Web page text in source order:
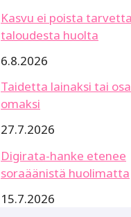
Kasvu ei poista
taloudesta huolta
6.8.2026
Taidetta lainaksi tai
omaksi
27.7.2026
Digirata-hanke etenee
soraäänistä huolimatta
15.7.2026